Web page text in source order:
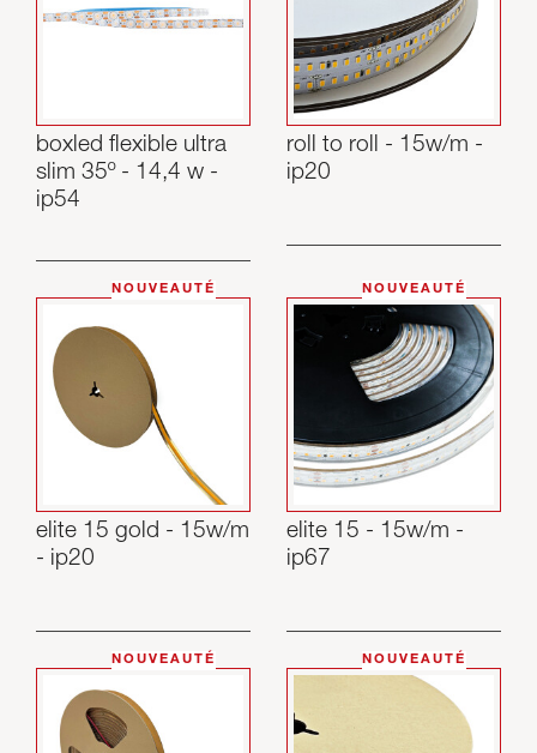
boxled flexible ultra
slim 35º - 14,4 w -
ip54
roll to roll - 15w/m -
ip20
NOUVEAUTÉ
elite 15 gold - 15w/m
- ip20
NOUVEAUTÉ
elite 15 - 15w/m -
ip67
NOUVEAUTÉ NOUVEAUTÉ